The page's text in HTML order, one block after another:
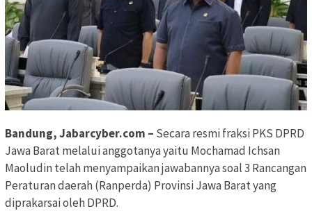
Bandung, Jabarcyber.com – Secara resmi fraksi PKS DPRD
Jawa Barat melalui anggotanya yaitu Mochamad Ichsan
Maoludin telah menyampaikan jawabannya soal 3 Rancangan
Peraturan daerah (Ranperda) Provinsi Jawa Barat yang
diprakarsai oleh DPRD.